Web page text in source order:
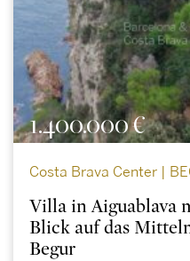
1.400.000 €
Costa Brava Center |
Villa in Aiguablava
Blick auf das
Begur